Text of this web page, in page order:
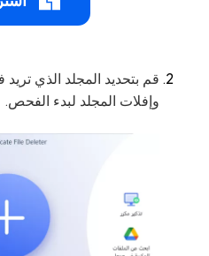
قم بتحديد المجلد الذي
وإفلات المجلد لبدء الفحص.